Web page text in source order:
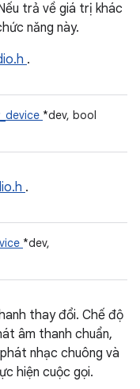
trả về giá trị khác
năng này.
.
*dev, bool
.
*dev,
thay đổi. Chế độ
âm thanh chuẩn,
nhạc chuông và
hiện cuộc gọi.